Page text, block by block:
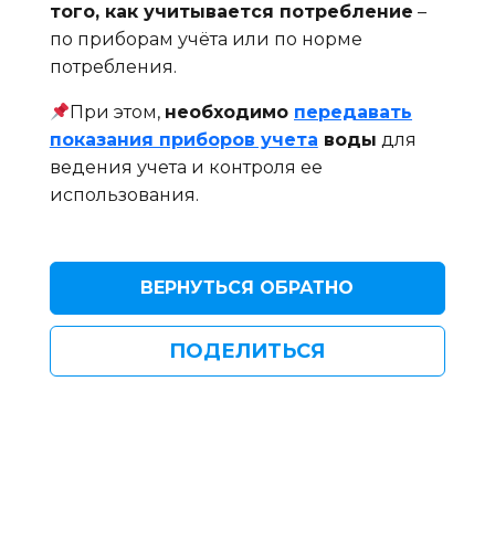
того, как учитывается потребление –
по приборам учёта или по норме
потребления.
При этом, необходимо передавать
показания приборов учета воды для
ведения учета и контроля ее
использования.
ВЕРНУТЬСЯ ОБРАТНО
ПОДЕЛИТЬСЯ